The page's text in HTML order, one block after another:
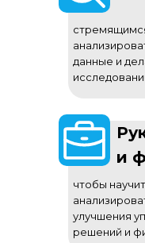
данные и
и
чтобы
улучшения
решений и